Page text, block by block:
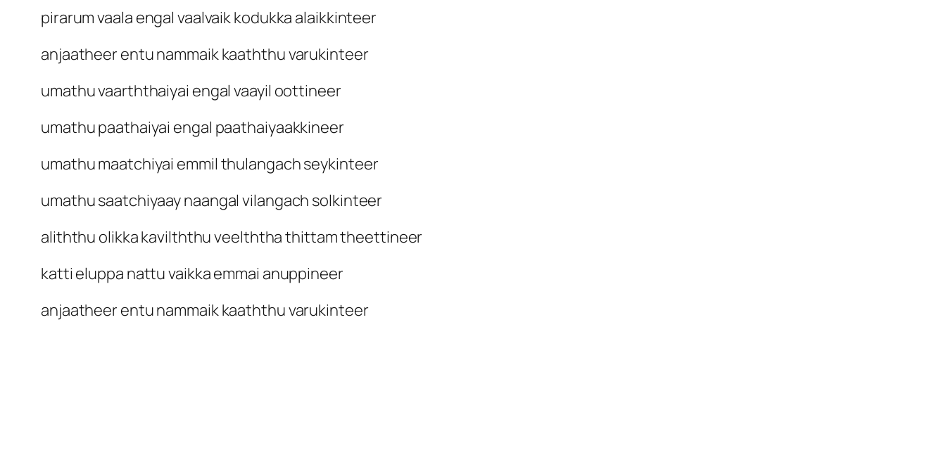
pirarum vaala engal vaalvaik kodukka alaikkinteer
anjaatheer entu nammaik kaaththu varukinteer
umathu vaarththaiyai engal vaayil oottineer
umathu paathaiyai engal paathaiyaakkineer
umathu maatchiyai emmil thulangach seykinteer
umathu saatchiyaay naangal vilangach solkinteer
aliththu olikka kavilththu veelththa thittam theettineer
katti eluppa nattu vaikka emmai anuppineer
anjaatheer entu nammaik kaaththu varukinteer